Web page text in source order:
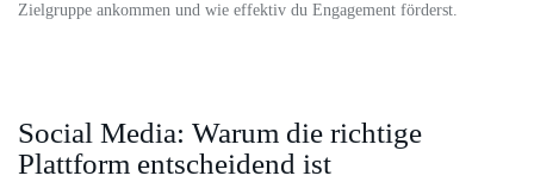
Zielgruppe ankommen und wie effektiv du Engagement förderst.
Social Media: Warum die richtige
Plattform entscheidend ist